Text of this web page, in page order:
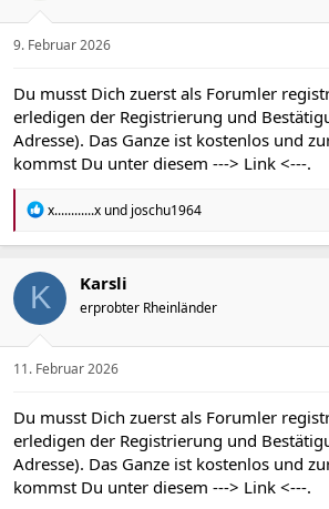
e
n
9. Februar 2026
Du musst Dich zuerst als Forumler
erledigen der Registrierung und
Adresse). Das Ganze ist kostenlos und
kommst Du unter diesem ---> Link <---.
R
a
t
o
e
n
x............x und joschu1964
K Karsli
erprobter Rheinländer
11. Februar 2026
Du musst Dich zuerst als Forumler
erledigen der Registrierung und
Adresse). Das Ganze ist kostenlos und
kommst Du unter diesem ---> Link <---.